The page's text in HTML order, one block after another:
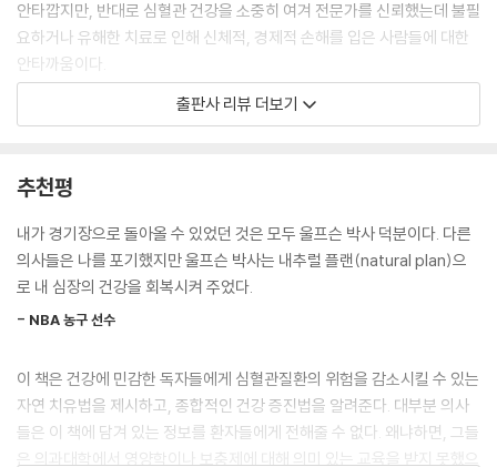
안타깝지만, 반대로 심혈관 건강을 소중히 여겨 전문가를 신뢰했는데 불필
요하거나 유해한 치료로 인해 신체적, 경제적 손해를 입은 사람들에 대한
안타까움이다.
심장은 곧 생명을 의미한다. 평생을 쉼 없이 뛰어야 하는 신체 기관이니 소
장에 대한 신체 포기 각서를 쓰는 것과 다를 바 없다. 담당 의사를 신뢰하는
것이 맞지만, 5분 남짓한 진료를 통해 의사가 해 줄 수 있는 것은 극히 제한
적일 수밖에 없다. 의사를 신뢰하는 것이 환자 스스로는 아무것도 할 것이
없다는 것을 뜻하지는 않는다. 대부분의 혈관질환은 생활 습관병인 만큼
이 중요하다. 미국 식사지침자문위원회는 5년마다 개정되는 식사 지침 가
이드라인에서 2015년 심혈관질환 예방을 위해 포화지방 섭취를 멀리 할
필요가 없다고 발표했다. 30년 만에 포화지방은 위험한 식품의 누명을 벗
출판사 리뷰 더보기
추천평
내가 경기장으로 돌아올 수 있었던 것은 모두 울프슨 박사 덕분이다. 다른
의사들은 나를 포기했지만 울프슨 박사는 내추럴 플랜(natural plan)으
로 내 심장의 건강을 회복시켜 주었다.
- NBA 농구 선수
이 책은 건강에 민감한 독자들에게 심혈관질환의 위험을 감소시킬 수 있는
자연 치유법을 제시하고, 종합적인 건강 증진법을 알려준다. 대부분 의사
들은 이 책에 담겨 있는 정보를 환자들에게 전해줄 수 없다. 왜냐하면, 그들
은 의과대학에서 영양학이나 보충제에 대해 의미 있는 교육을 받지 못했으